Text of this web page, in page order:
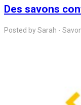
Des savons
Posted bySarah -